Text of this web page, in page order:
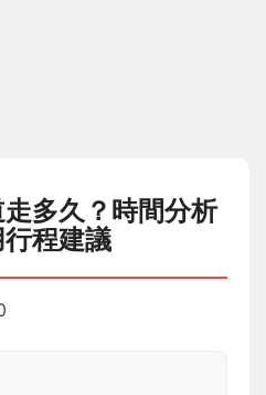
多久？時間分析
程建議